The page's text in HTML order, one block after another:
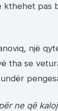
kthehet pas
një
tha se
ne që